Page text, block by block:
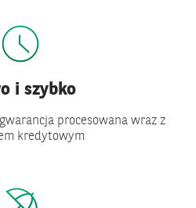
i szybko
procesowana wraz z
kredytowym